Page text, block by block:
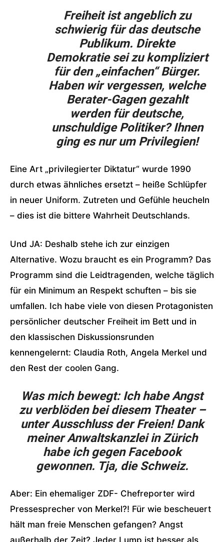
Freiheit ist angeblich zu
schwierig für das deutsche
Publikum. Direkte
Demokratie sei zu kompliziert
für den „einfachen“ Bürger.
Haben wir vergessen, welche
Berater-Gagen gezahlt
werden für deutsche,
unschuldige Politiker? Ihnen
ging es nur um Privilegien!
Eine Art „privilegierter Diktatur“ wurde 1990
durch etwas ähnliches ersetzt – heiße Schlüpfer
in neuer Uniform. Zutreten und Gefühle heucheln
– dies ist die bittere Wahrheit Deutschlands.
Und JA: Deshalb stehe ich zur einzigen
Alternative. Wozu braucht es ein Programm? Das
Programm sind die Leidtragenden, welche täglich
für ein Minimum an Respekt schuften – bis sie
umfallen. Ich habe viele von diesen Protagonisten
persönlicher deutscher Freiheit im Bett und in
den klassischen Diskussionsrunden
kennengelernt: Claudia Roth, Angela Merkel und
den Rest der coolen Gang.
Was mich bewegt: Ich habe Angst
zu verblöden bei diesem Theater –
unter Ausschluss der Freien! Dank
meiner Anwaltskanzlei in Zürich
habe ich gegen Facebook
gewonnen. Tja, die Schweiz.
Aber: Ein ehemaliger ZDF- Chefreporter wird
Pressesprecher von Merkel?! Für wie bescheuert
hält man freie Menschen gefangen? Angst
außerhalb der Zeit? Jeder Lump ist besser als